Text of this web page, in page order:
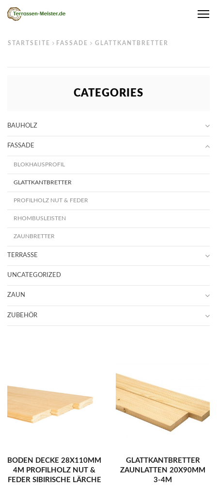
STARTSEITE FASSADE GLATTKANTBRETTER
BODEN DECKE 28X110MM
4M PROFILHOLZ NUT &
FEDER SIBIRISCHE LÄRCHE
GLATTKANTBRETTER
ZAUNLATTEN 20X90MM
3-4M
CATEGORIES
BAUHOLZ
FASSADE
BLOKHAUSPROFIL
GLATTKANTBRETTER
PROFILHOLZ NUT & FEDER
RHOMBUSLEISTEN
ZAUNBRETTER
TERRASSE
UNCATEGORIZED
ZAUN
ZUBEHÖR